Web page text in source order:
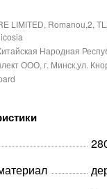
LIMITED, Romanou,2,
Народная
ООО, г. Минск,ул.